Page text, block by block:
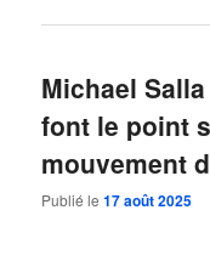
Michael
font le point
mouvement
Publié le17 août 2025